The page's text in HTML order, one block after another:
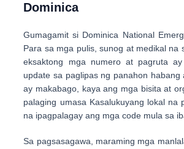
Dominica
Gumagamit si Dominica National
Para sa mga pulis, sunog at medikal na
eksaktong mga numero at pagruta
update sa paglipas ng panahon habang
ay makabago, kaya ang mga bisita at
palaging umasa Kasalukuyang lokal na
na ipagpalagay ang mga code mula sa
Sa pagsasagawa, maraming mga